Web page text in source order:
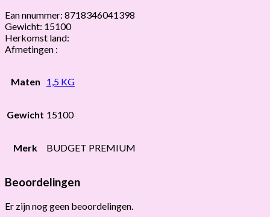
Ean nnummer: 8718346041398
Gewicht: 15100
Herkomst land:
Afmetingen :
Maten 1,5 KG
Gewicht 15100
Merk BUDGET PREMIUM
Beoordelingen
Er zijn nog geen beoordelingen.